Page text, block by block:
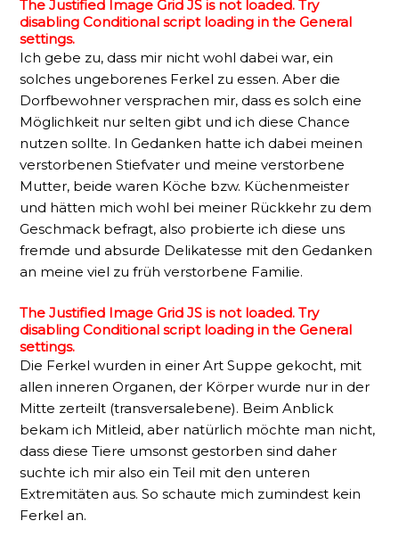
The Justified Image Grid JS is not loaded. Try
disabling Conditional script loading in the General
settings.
Ich gebe zu, dass mir nicht wohl dabei war, ein
solches ungeborenes Ferkel zu essen. Aber die
Dorfbewohner versprachen mir, dass es solch eine
Möglichkeit nur selten gibt und ich diese Chance
nutzen sollte. In Gedanken hatte ich dabei meinen
verstorbenen Stiefvater und meine verstorbene
Mutter, beide waren Köche bzw. Küchenmeister
und hätten mich wohl bei meiner Rückkehr zu dem
Geschmack befragt, also probierte ich diese uns
fremde und absurde Delikatesse mit den Gedanken
an meine viel zu früh verstorbene Familie.
The Justified Image Grid JS is not loaded. Try
disabling Conditional script loading in the General
settings.
Die Ferkel wurden in einer Art Suppe gekocht, mit
allen inneren Organen, der Körper wurde nur in der
Mitte zerteilt (transversalebene). Beim Anblick
bekam ich Mitleid, aber natürlich möchte man nicht,
dass diese Tiere umsonst gestorben sind daher
suchte ich mir also ein Teil mit den unteren
Extremitäten aus. So schaute mich zumindest kein
Ferkel an.